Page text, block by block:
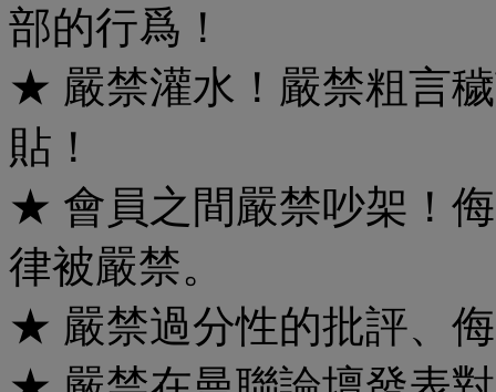
部的行爲！
★ 嚴禁灌水！嚴禁粗言
貼！
★ 會員之間嚴禁吵架！
律被嚴禁。
★ 嚴禁過分性的批評、